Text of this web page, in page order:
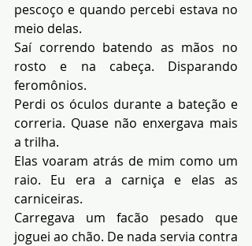
pescoço e quando percebi estava no
meio delas.
Saí correndo batendo as mãos no
rosto e na cabeça. Disparando
feromônios.
Perdi os óculos durante a bateção e
correria. Quase não enxergava mais
a trilha.
Elas voaram atrás de mim como um
raio. Eu era a carniça e elas as
carniceiras.
Carregava um facão pesado que
joguei ao chão. De nada servia contra